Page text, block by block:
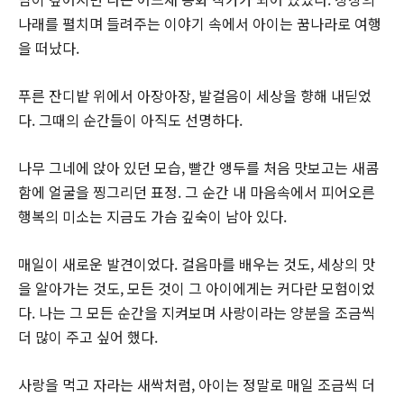
나래를 펼치며 들려주는 이야기 속에서 아이는 꿈나라로 여행
을 떠났다.
푸른 잔디밭 위에서 아장아장, 발걸음이 세상을 향해 내딛었
다. 그때의 순간들이 아직도 선명하다.
나무 그네에 앉아 있던 모습, 빨간 앵두를 처음 맛보고는 새콤
함에 얼굴을 찡그리던 표정. 그 순간 내 마음속에서 피어오른
행복의 미소는 지금도 가슴 깊숙이 남아 있다.
매일이 새로운 발견이었다. 걸음마를 배우는 것도, 세상의 맛
을 알아가는 것도, 모든 것이 그 아이에게는 커다란 모험이었
다. 나는 그 모든 순간을 지켜보며 사랑이라는 양분을 조금씩
더 많이 주고 싶어 했다.
사랑을 먹고 자라는 새싹처럼, 아이는 정말로 매일 조금씩 더